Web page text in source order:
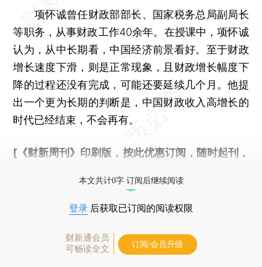
项怀诚曾任财政部部长、国家税务总局副局长
等职务，从事财政工作40余年。在授课中，项怀诚
认为，从中长期看，中国经济前景看好。至于财政
增长速度下滑，则是正常现象，且财政增长幅度下
降的过程还没有完成，可能还要延续几个月。他提
出一个更为长期的判断是，中国财政收入高增长的
时代已经结束，不会再有。
[《财新周刊》印刷版， 按此优惠订阅 ，随时起刊，
本文共计0字 订阅后继续阅读
登录 后获取已订阅的阅读权限
财新通会员
可畅读全文
订阅/会员升级